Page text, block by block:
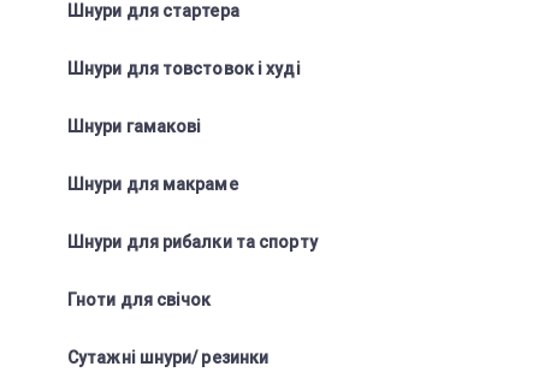
Шнури для стартера
Шнури для товстовок і худі
Шнури гамакові
Шнури для макраме
Шнури для рибалки та спорту
Гноти для свічок
Сутажні шнури/ резинки